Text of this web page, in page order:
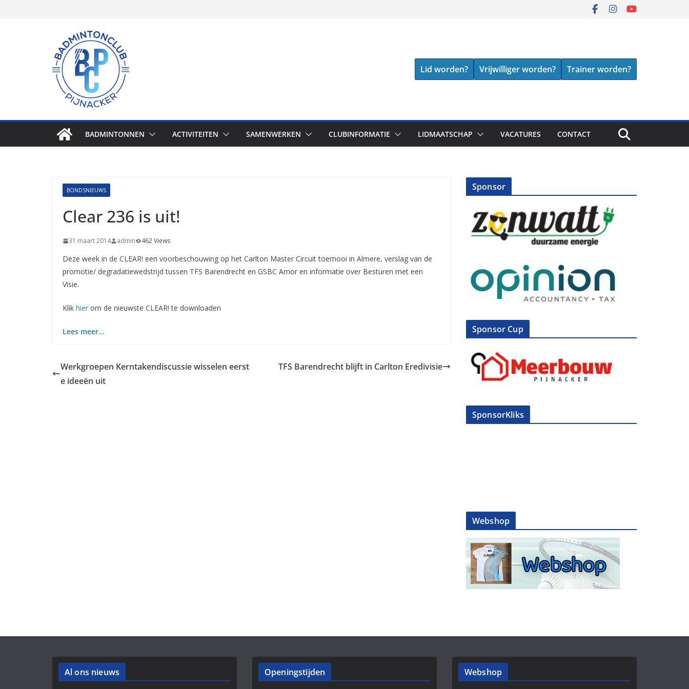
Lid worden? Vrijwilliger worden? Trainer worden?
BADMINTONNEN ACTIVITEITEN SAMENWERKEN CLUBINFORMATIE LIDMAATSCHAP VACATURES CONTACT
BONDSNIEUWS
Clear 236 is uit!
31 maart 2014 admin 462 Views
Deze week in de CLEAR! een voorbeschouwing op het Carlton Master Circuit toernooi in Almere, verslag van de
promotie/ degradatiewedstrijd tussen TFS Barendrecht en GSBC Amor en informatie over Besturen met een
Visie.
Klik hier om de nieuwste CLEAR! te downloaden
Lees meer…
Werkgroepen Kerntakendiscussie wisselen eerst
e ideeën uit
TFS Barendrecht blijft in Carlton Eredivisie
Sponsor
Sponsor Cup
SponsorKliks
Webshop
Al ons nieuws Openingstijden Webshop